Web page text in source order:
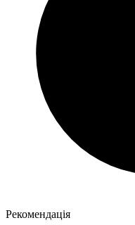
Рекомендація